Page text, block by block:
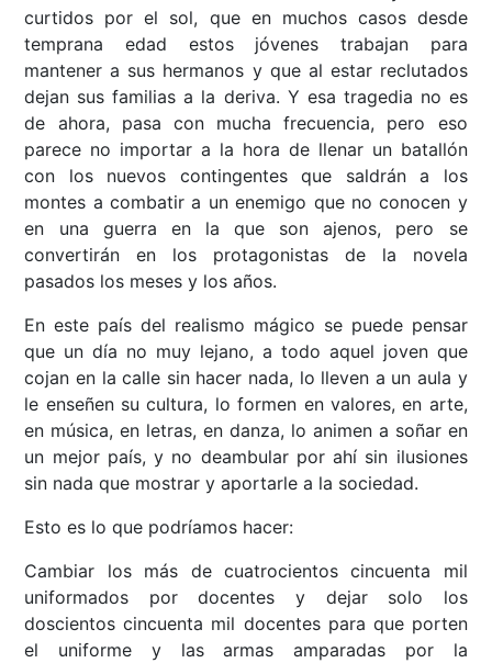
curtidos por el sol, que en muchos casos desde
temprana edad estos jóvenes trabajan para
mantener a sus hermanos y que al estar reclutados
dejan sus familias a la deriva. Y esa tragedia no es
de ahora, pasa con mucha frecuencia, pero eso
parece no importar a la hora de llenar un batallón
con los nuevos contingentes que saldrán a los
montes a combatir a un enemigo que no conocen y
en una guerra en la que son ajenos, pero se
convertirán en los protagonistas de la novela
pasados los meses y los años.
En este país del realismo mágico se puede pensar
que un día no muy lejano, a todo aquel joven que
cojan en la calle sin hacer nada, lo lleven a un aula y
le enseñen su cultura, lo formen en valores, en arte,
en música, en letras, en danza, lo animen a soñar en
un mejor país, y no deambular por ahí sin ilusiones
sin nada que mostrar y aportarle a la sociedad.
Esto es lo que podríamos hacer:
Cambiar los más de cuatrocientos cincuenta mil
uniformados por docentes y dejar solo los
doscientos cincuenta mil docentes para que porten
el uniforme y las armas amparadas por la